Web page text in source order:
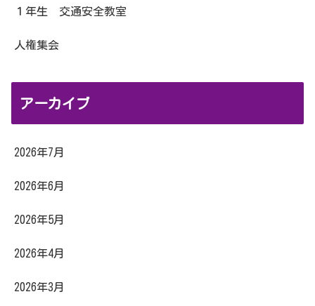
１年生 交通安全教室
人権集会
アーカイブ
2026年7月
2026年6月
2026年5月
2026年4月
2026年3月